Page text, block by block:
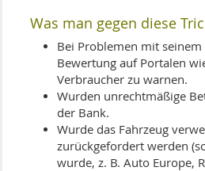
Was man gegen diese
Bei Problemen mit
Bewertung auf Portalen
Verbraucher zu warnen.
Wurden unrechtmäßige
der Bank.
Wurde das Fahrzeug
zurückgefordert werden
wurde, z. B. Auto Europe,